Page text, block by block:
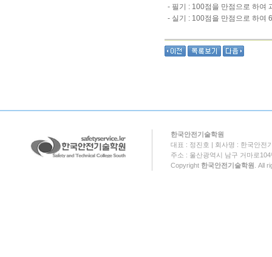
- 필기 : 100점을 만점으로 하여
- 실기 : 100점을 만점으로 하여
한국안전기술학원
대표 : 정진호 | 회사명 : 한국안전
주소 : 울산광역시 남구 거마로
Copyright 한국안전기술학원 . All